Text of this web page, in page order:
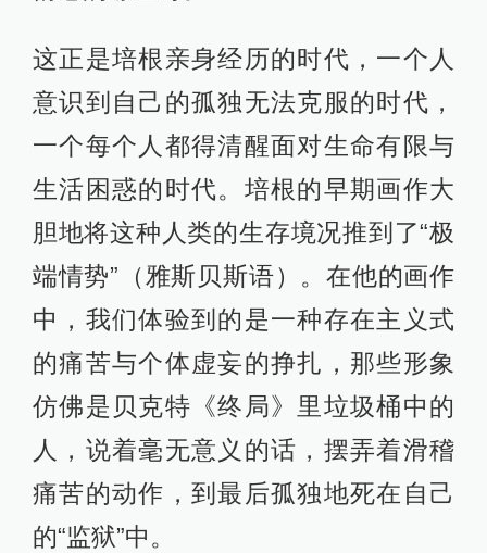
这正是培根亲身经历的时代，一个人
意识到自己的孤独无法克服的时代，
一个每个人都得清醒面对生命有限与
生活困惑的时代。培根的早期画作大
胆地将这种人类的生存境况推到了“极
端情势”（雅斯贝斯语）。在他的画作
中，我们体验到的是一种存在主义式
的痛苦与个体虚妄的挣扎，那些形象
仿佛是贝克特《终局》里垃圾桶中的
人，说着毫无意义的话，摆弄着滑稽
痛苦的动作，到最后孤独地死在自己
的“监狱”中。